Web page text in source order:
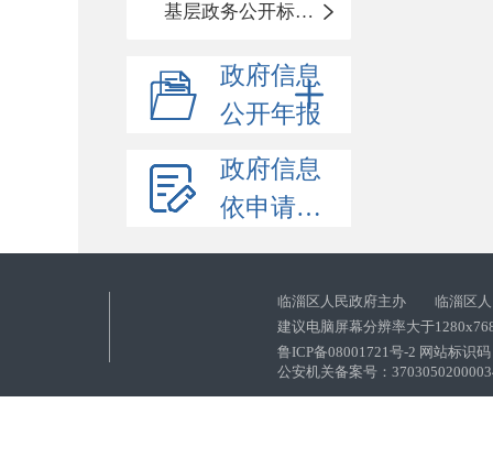
基层政务公开标准化目录
政府信息
公开年报
政府信息
依申请公开
临淄区人民政府主办 临淄区人
建议电脑屏幕分辨率大于
鲁ICP备08001721号-2 网站标识
公安机关备案号：